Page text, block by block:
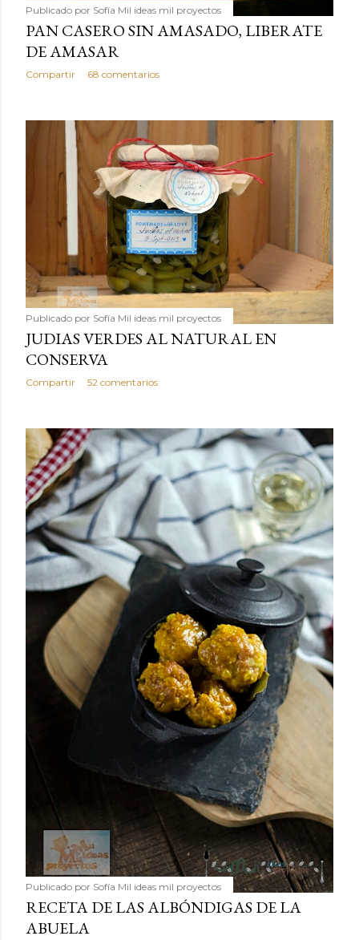
Publicado por Sofía Mil ideas mil proyectos
PAN CASERO SIN AMASADO, LIBERATE
DE AMASAR
Compartir 68 comentarios
Publicado por Sofía Mil ideas mil proyectos
JUDIAS VERDES AL NATURAL EN
CONSERVA
Compartir 52 comentarios
Publicado por Sofía Mil ideas mil proyectos
RECETA DE LAS ALBÓNDIGAS DE LA
ABUELA